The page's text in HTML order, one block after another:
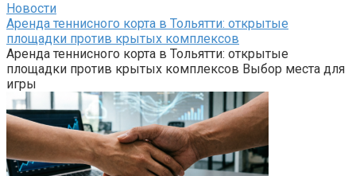
Новости
Аренда теннисного корта в Тольятти: открытые
площадки против крытых комплексов
Аренда теннисного корта в Тольятти: открытые
площадки против крытых комплексов Выбор места для
игры